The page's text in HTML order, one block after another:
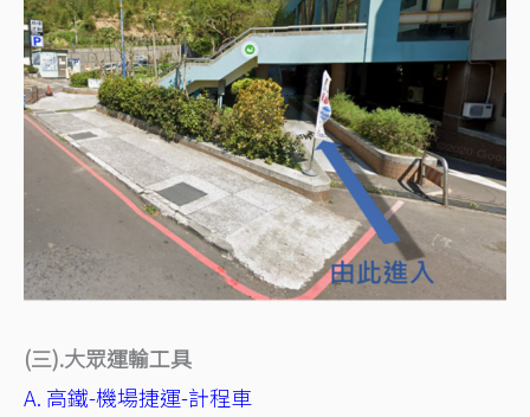
(三).大眾運輸工具
A. 高鐵-機場捷運-計程車